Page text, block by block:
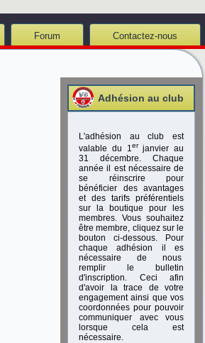
Forum Contactez-nous
Adhésion au club
L'adhésion au club est
valable du 1er janvier au
31 décembre. Chaque
année il est nécessaire de
se réinscrire pour
bénéficier des avantages
et des tarifs préférentiels
sur la boutique pour les
membres. Vous souhaitez
être membre, cliquez sur le
bouton ci-dessous. Pour
chaque adhésion il es
nécessaire de nous
remplir le bulletin
d'inscription. Ceci afin
d'avoir la trace de votre
engagement ainsi que vos
coordonnées pour pouvoir
communiquer avec vous
lorsque cela est
nécessaire.